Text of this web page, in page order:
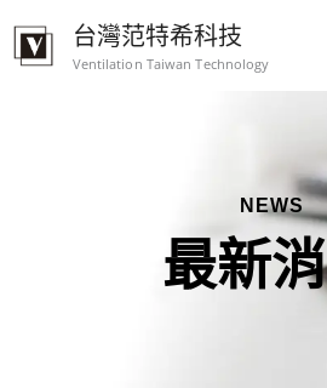
台灣范特希科技
Ventilation Taiwan Technology
NEWS
最新